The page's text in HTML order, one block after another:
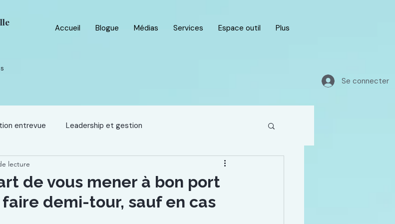
Accueil Blogue Médias Services Espace outil Plus
Se connecter
entrevue Leadership et gestion
Les rendez-vous déjantés
de vous mener à bon port
demi-tour, sauf en cas
lecture